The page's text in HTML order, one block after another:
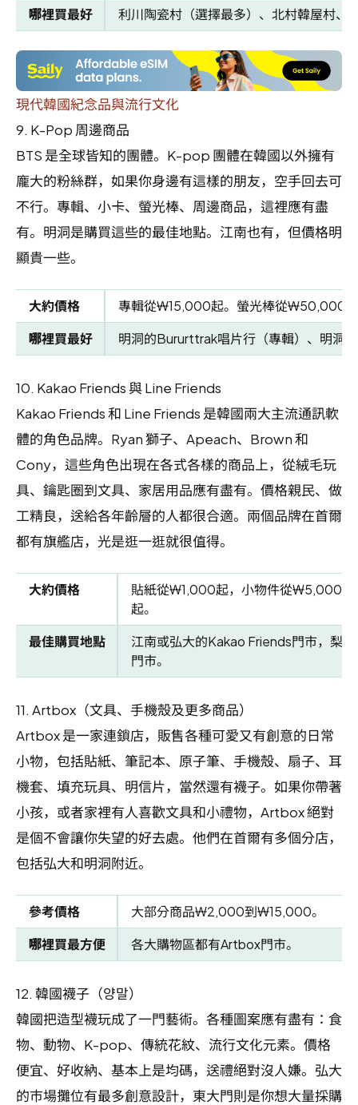
哪裡買最好
利川陶瓷村（選擇最多）、北村韓屋村、
現代韓國紀念品與流行文化
9. K-Pop 周邊商品
BTS 是全球皆知的團體。K-pop 團體在韓國以外擁有
龐大的粉絲群，如果你身邊有這樣的朋友，空手回去可
不行。專輯、小卡、螢光棒、周邊商品，這裡應有盡
有。明洞是購買這些的最佳地點。江南也有，但價格明
顯貴一些。
大約價格
專輯從₩15,000起。螢光棒從₩50,000
哪裡買最好
明洞的Bururttrak唱片行（專輯）、明洞
10. Kakao Friends 與 Line Friends
Kakao Friends 和 Line Friends 是韓國兩大主流通訊軟
體的角色品牌。Ryan 獅子、Apeach、Brown 和
Cony，這些角色出現在各式各樣的商品上，從絨毛玩
具、鑰匙圈到文具、家居用品應有盡有。價格親民、做
工精良，送給各年齡層的人都很合適。兩個品牌在首爾
都有旗艦店，光是逛一逛就很值得。
大約價格
貼紙從₩1,000起，小物件從₩5,000
起。
最佳購買地點
江南或弘大的Kakao Friends門市，梨
門市。
11. Artbox（文具、手機殼及更多商品）
Artbox 是一家連鎖店，販售各種可愛又有創意的日常
小物，包括貼紙、筆記本、原子筆、手機殼、扇子、耳
機套、填充玩具、明信片，當然還有襪子。如果你帶著
小孩，或者家裡有人喜歡文具和小禮物，Artbox 絕對
是個不會讓你失望的好去處。他們在首爾有多個分店，
包括弘大和明洞附近。
參考價格
大部分商品₩2,000到₩15,000。
哪裡買最方便
各大購物區都有Artbox門市。
12. 韓國襪子（양말）
韓國把造型襪玩成了一門藝術。各種圖案應有盡有：食
物、動物、K-pop、傳統花紋、流行文化元素。價格
便宜、好收納、基本上是均碼，送禮絕對沒人嫌。弘大
的市場攤位有最多創意設計，東大門則是你想大量採購